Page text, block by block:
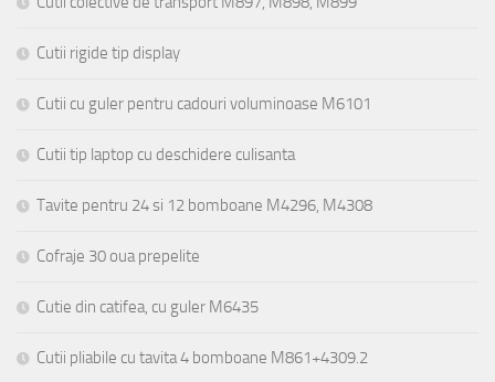
Cutii rigide tip display
Cutii cu guler pentru cadouri voluminoase M6101
Cutii tip laptop cu deschidere culisanta
Tavite pentru 24 si 12 bomboane M4296, M4308
Cofraje 30 oua prepelite
Cutie din catifea, cu guler M6435
Cutii pliabile cu tavita 4 bomboane M861+4309.2